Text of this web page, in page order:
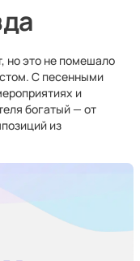
но это не помешало
С песенными
и
богатый — от
из